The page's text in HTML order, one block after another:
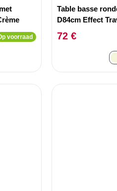
voorraad
Table basse
D84cm Effect
72 €